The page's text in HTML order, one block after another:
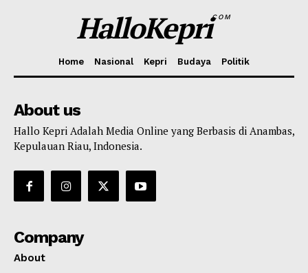
HalloKepriCOM
Home Nasional Kepri Budaya Politik
About us
Hallo Kepri Adalah Media Online yang Berbasis di Anambas,
Kepulauan Riau, Indonesia.
Company
About